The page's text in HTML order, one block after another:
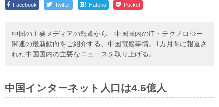
Facebook Twitter ! Hatena Pocket
中国の主要メディアの報道から、中国国内のIT・テクノロジー
関連の最新動向をご紹介する、中国電脳事情。1カ月間に報道さ
れた中国国内の主要なニュースを取り上げる。
中国インターネット人口は4.5億人